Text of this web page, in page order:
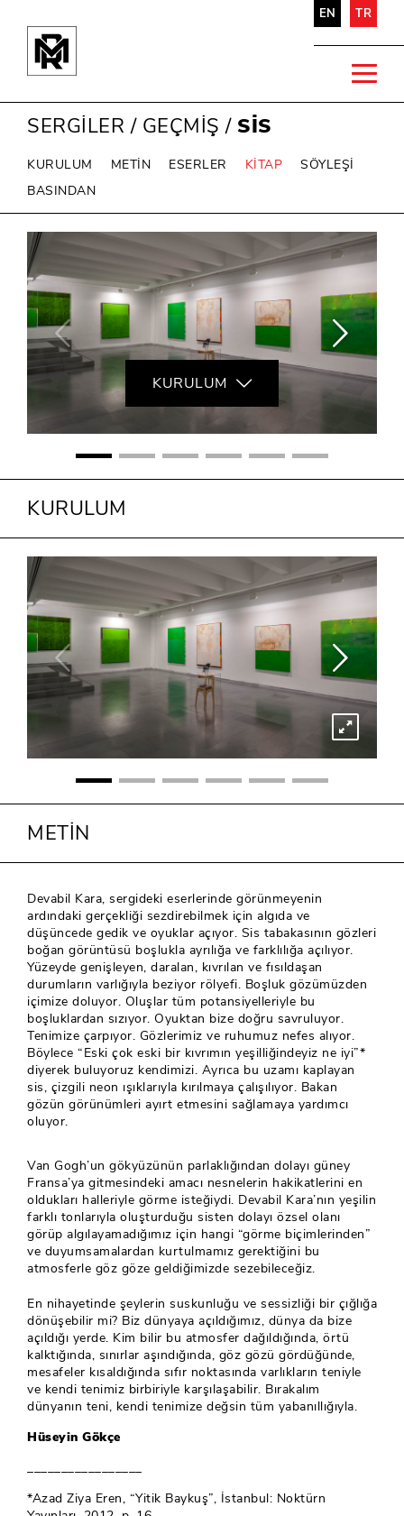
EN TR
SERGİLER / GEÇMİŞ / SİS
KURULUM METİN ESERLER KİTAP
SÖYLEŞİ
BASINDAN
KURULUM
KURULUM
METİN
Devabil Kara, sergideki eserlerinde görünmeyenin
ardındaki gerçekliği sezdirebilmek için algıda ve
düşüncede gedik ve oyuklar açıyor. Sis tabakasının gözleri
boğan görüntüsü boşlukla ayrılığa ve farklılığa açılıyor.
Yüzeyde genişleyen, daralan, kıvrılan ve fısıldaşan
durumların varlığıyla beziyor rölyefi. Boşluk gözümüzden
içimize doluyor. Oluşlar tüm potansiyelleriyle bu
boşluklardan sızıyor. Oyuktan bize doğru savruluyor.
Tenimize çarpıyor. Gözlerimiz ve ruhumuz nefes alıyor.
Böylece “Eski çok eski bir kıvrımın yeşilliğindeyiz ne iyi”*
diyerek buluyoruz kendimizi. Ayrıca bu uzamı kaplayan
sis, çizgili neon ışıklarıyla kırılmaya çalışılıyor. Bakan
gözün görünümleri ayırt etmesini sağlamaya yardımcı
oluyor.
Van Gogh’un gökyüzünün parlaklığından dolayı güney
Fransa’ya gitmesindeki amacı nesnelerin hakikatlerini en
oldukları halleriyle görme isteğiydi. Devabil Kara’nın yeşilin
farklı tonlarıyla oluşturduğu sisten dolayı özsel olanı
görüp algılayamadığımız için hangi “görme biçimlerinden”
ve duyumsamalardan kurtulmamız gerektiğini bu
atmosferle göz göze geldiğimizde sezebileceğiz.
En nihayetinde şeylerin suskunluğu ve sessizliği bir çığlığa
dönüşebilir mi? Biz dünyaya açıldığımız, dünya da bize
açıldığı yerde. Kim bilir bu atmosfer dağıldığında, örtü
kalktığında, sınırlar aşındığında, göz gözü gördüğünde,
mesafeler kısaldığında sıfır noktasında varlıkların teniyle
ve kendi tenimiz birbiriyle karşılaşabilir. Bırakalım
dünyanın teni, kendi tenimize değsin tüm yabanıllığıyla.
Hüseyin Gökçe
_________________
*Azad Ziya Eren, “Yitik Baykuş”, İstanbul: Noktürn